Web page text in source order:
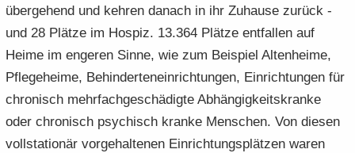
über­ge­hend und keh­ren da­nach in ihr Zu­hau­se zu­rück -
und 28 Plät­ze im Hos­piz. 13.364 Plät­ze ent­fal­len auf
Heime im en­ge­ren Sinne, wie zum Bei­spiel Al­ten­hei­me,
Pfle­ge­hei­me, Be­hin­der­ten­ein­rich­tun­gen, Ein­rich­tun­gen für
chro­nisch mehr­fach­ge­schä­dig­te Ab­hän­gig­keits­kran­ke
oder chro­nisch psy­chisch kran­ke Men­schen. Von die­sen
voll­sta­tio­när vor­ge­hal­te­nen Ein­rich­tungs­plät­zen waren